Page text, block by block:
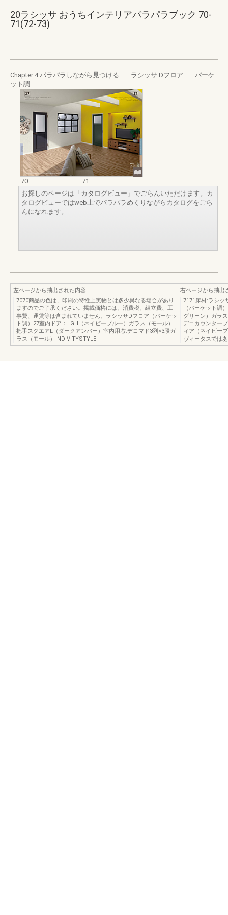
20ラシッサ おうちインテリアパラパラブック 70-
71(72-73)
Chapter 4 パラパラしながら見つける ラシッサ Dフロア
パーケ
ット調
70
71
お探しのページは「カタログビュー」でごらんいただけます。カ
タログビューではweb上でパラパラめくりながらカタログをごら
んになれます。
左ページから抽出された内容
7070商品の色は、印刷の特性上実物とは多少異なる場合があり
ますのでご了承ください。掲載価格には、消費税、組立費、工
事費、運賃等は含まれていません。ラシッサDフロア（パーケッ
ト調）27室内ドア：LGH（ネイビーブルー）ガラス（モール）
把手スクエアL（ダークアンバー）室内用窓:デコマド3列×3段ガ
ラス（モール）INDIVITYSTYLE
右ページから抽出
7171床材:ラシッ
（パーケット調
グリーン）ガラ
デコカウンター
ィア（ネイビー
ヴィータスでは